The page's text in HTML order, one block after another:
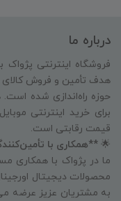
درباره ما
فروشگاه اینترنتی پژواک
هدف تأمین و فروش کالای
حوزه راه‌اندازی شده
برای خرید اینترنتی
قیمت رقابتی است.
🌟 **همکاری با
ما در پژواک با همکاری
محصولات دیجیتال
به مشتریان عزیز عرضه